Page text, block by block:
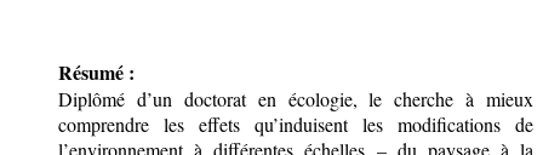
Résumé :
Diplômé d’un doctorat en écologie, le cherche à mieux
comprendre les effets qu’induisent les modifications de
l’environnement à différentes échelles – du paysage à la